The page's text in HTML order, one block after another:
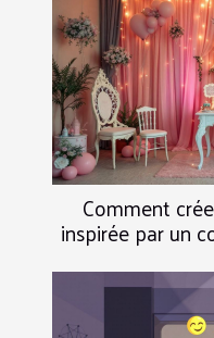
Comment
inspirée par un